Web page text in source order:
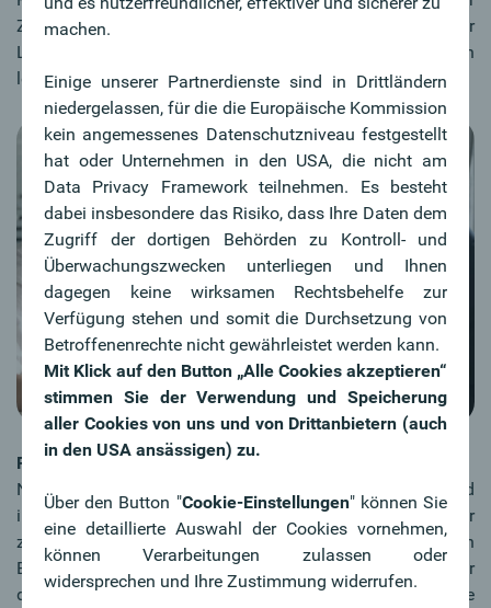
Zwischenfinanzierung eingerichtetes Konto. Während der
Laufzeit müssen keine Raten bezahlt werden, sondern
lediglich die Zinsen.
Förderungen
Neben der Finanzierung aus Eigenmitteln sind
insbesondere dieWohnbauförderungender Bundesländer
zu beachten. Die Vorteile variieren dabei jedoch von
Bundesland zu Bundesland: z.B. laufende Zuschüsse über
die Laufzeit der Finanzierung oder nicht rückzahlbare
machen.
Einige unserer Partnerdienste sind in Drittländern
niedergelassen, für die die Europäische Kommission
kein angemessenes Datenschutzniveau festgestellt
hat oder Unternehmen in den USA, die nicht am
Data Privacy Framework teilnehmen. Es besteht
dabei insbesondere das Risiko, dass Ihre Daten dem
Zugriff der dortigen Behörden zu Kontroll- und
Überwachungszwecken unterliegen und Ihnen
dagegen keine wirksamen Rechtsbehelfe zur
Verfügung stehen und somit die Durchsetzung von
Betroffenenrechte nicht gewährleistet werden kann.
Mit Klick auf den Button „Alle Cookies akzeptieren“
stimmen Sie der Verwendung und Speicherung
aller Cookies von uns und von Drittanbietern (auch
in den USA ansässigen) zu.
Über den Button "Cookie-Einstellungen" können Sie
eine detaillierte Auswahl der Cookies vornehmen,
können Verarbeitungen zulassen oder
widersprechen und Ihre Zustimmung widerrufen.